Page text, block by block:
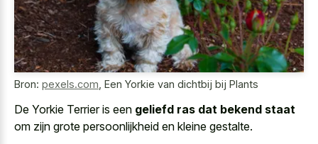
Bron: pexels.com Een Yorkie van dichtbij bij Plants
De Yorkie Terrier is een geliefd ras dat bekend staat
om zijn grote persoonlijkheid en kleine gestalte.